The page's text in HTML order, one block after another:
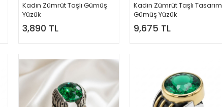
Kadın Zümrüt Taşlı Gümüş
Yüzük
3,890 TL
Kadın Zümrüt Taşlı Tasarım
Gümüş Yüzük
9,675 TL